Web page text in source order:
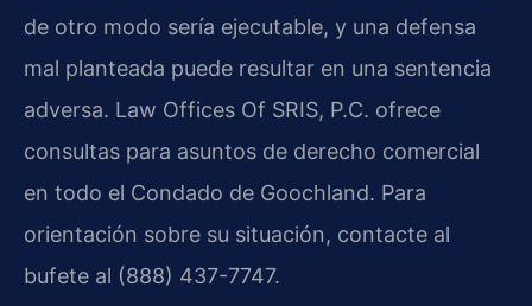
de otro modo sería ejecutable, y una defensa
mal planteada puede resultar en una sentencia
adversa. Law Offices Of SRIS, P.C. ofrece
consultas para asuntos de derecho comercial
en todo el Condado de Goochland. Para
orientación sobre su situación, contacte al
bufete al (888) 437-7747.